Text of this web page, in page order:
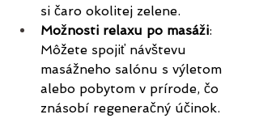
si čaro okolitej zelene.
Možnosti relaxu po masáži:
Môžete spojiť návštevu
masážneho salónu s výletom
alebo pobytom v prírode, čo
znásobí regeneračný účinok.